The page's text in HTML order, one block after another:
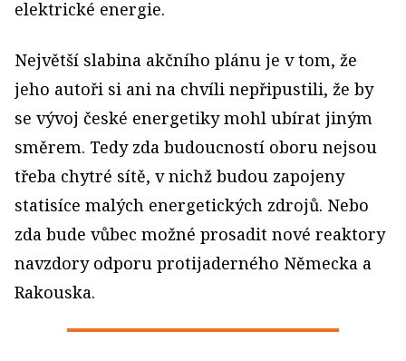
elektrické energie.
Největší slabina akčního plánu je v tom, že
jeho autoři si ani na chvíli nepřipustili, že by
se vývoj české energetiky mohl ubírat jiným
směrem. Tedy zda budoucností oboru nejsou
třeba chytré sítě, v nichž budou zapojeny
statisíce malých energetických zdrojů. Nebo
zda bude vůbec možné prosadit nové reaktory
navzdory odporu protijaderného Německa a
Rakouska.